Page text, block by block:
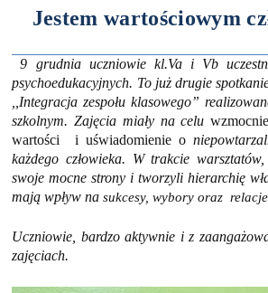
Jestem wartościowym
9 grudnia uczniowie kl.Va i Vb
psychoedukacyjnych. To już drugie
,,Integracja zespołu klasowego”
szkolnym. Zajęcia miały na celu
wartości i uświadomienie o
każdego człowieka. W trakcie
swoje mocne strony i tworzyli hierarchię
mają wpływ nasukcesy, wybory oraz
Uczniowie, bardzo aktywnie i z
zajęciach.